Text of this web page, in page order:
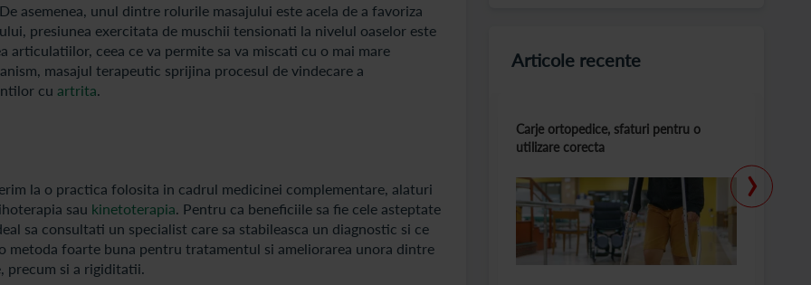
asemenea, unul dintre rolurile masajului este acela de a favoriza
presiunea exercitata de muschii tensionati la nivelul oaselor este
ceea ce va permite sa va miscati cu o mai mare
masajul terapeutic sprijina procesul de vindecare a
cu artrita.
la o practica folosita in cadrul medicinei complementare, alaturi
sau kinetoterapia. Pentru ca beneficiile sa fie cele asteptate
sa consultati un specialist care sa stabileasca un diagnostic si ce
metoda foarte buna pentru tratamentul si ameliorarea unora dintre
precum si a rigiditatii.
Articole recente
Carje ortopedice, sfaturi pentru o
utilizare corecta
›